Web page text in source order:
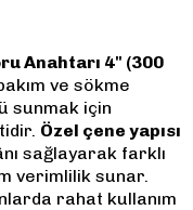
Anahtarı 4" (300
ve sökme
sunmak için
Özel çene yapısı
sağlayarak farklı
verimlilik sunar.
rahat kullanım